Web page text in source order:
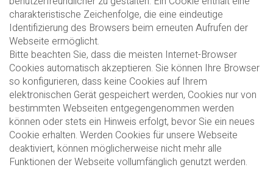
charakteristische Zeichenfolge, die eine eindeutige
Identifizierung des Browsers beim erneuten Aufrufen der
Webseite ermöglicht.
Bitte beachten Sie, dass die meisten Internet-Browser
Cookies automatisch akzeptieren. Sie können Ihre Browser
so konfigurieren, dass keine Cookies auf Ihrem
elektronischen Gerät gespeichert werden, Cookies nur von
bestimmten Webseiten entgegengenommen werden
können oder stets ein Hinweis erfolgt, bevor Sie ein neues
Cookie erhalten. Werden Cookies für unsere Webseite
deaktiviert, können möglicherweise nicht mehr alle
Funktionen der Webseite vollumfänglich genutzt werden.